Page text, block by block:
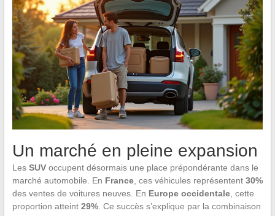
Un marché en pleine expansion
Les SUVoccupent désormais une place prépondérante dans le
marché automobile. En France, ces véhicules représentent 30%
des ventes de voitures neuves. En Europe occidentale, cette
proportion atteint 29%. Ce succès s’explique par la combinaison